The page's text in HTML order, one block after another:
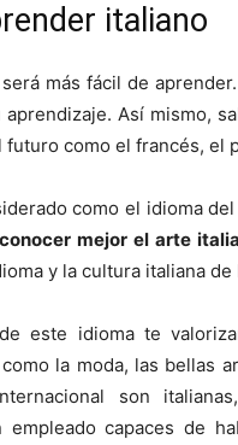
italiano
más fácil de
Así mismo,
futuro como el francés, el
como el idioma
conocer mejor el arte
y la cultura italiana de
este idioma te
la moda, las bellas
son
empleado capaces de